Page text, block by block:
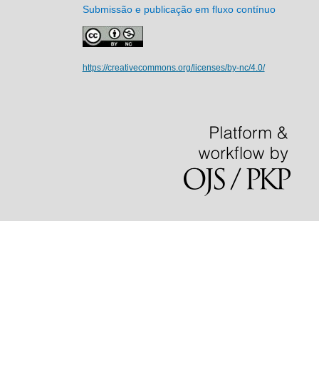
Submissão e publicação em fluxo contínuo
https://creativecommons.org/licenses/by-nc/4.0/